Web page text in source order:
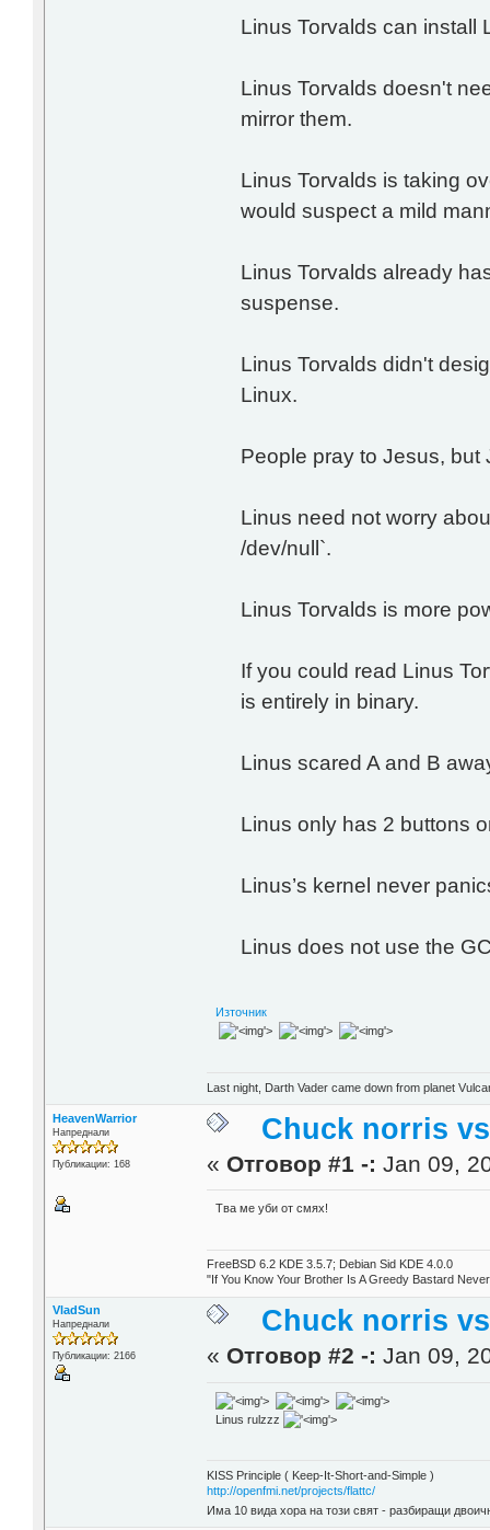
Linus Torvalds can install
Linus Torvalds doesn't
mirror them.
Linus Torvalds is taking
would suspect a mild
Linus Torvalds already
suspense.
Linus Torvalds didn't
Linux.
People pray to Jesus, but
Linus need not worry
/dev/null`.
Linus Torvalds is more
If you could read Linus
is entirely in binary.
Linus scared A and B
Linus only has 2 buttons
Linus’s kernel never
Linus does not use the
Източник
'>
'> '>
Last night, Darth Vader came down from planet
HeavenWarrior
Напреднали
Публикации: 168
Chuck norris
« Отговор #1 -: Jan 09,
Тва ме уби от смях!
FreeBSD 6.2 KDE 3.5.7; Debian Sid KDE 4.0.0
"If You Know Your Brother Is A Greedy Bastard
VladSun
Напреднали
Публикации: 2166
Chuck norris
« Отговор #2 -: Jan 09,
'> '>
'>
Linus rulzzz
'>
KISS Principle ( Keep-It-Short-and-Simple )
http://openfmi.net/projects/flattc/
Има 10 вида хора на този свят - разбиращи